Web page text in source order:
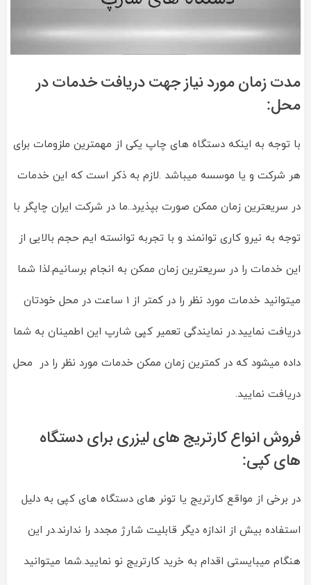
مدت زمان مورد نیاز جهت دریافت خدمات در
محل:
با توجه به اینکه دستگاه های چاپ یکی از مهمترین ملزومات برای
هر شرکت و یا موسسه میباشد .لازم به ذکر است که این خدمات
در سریعترین زمان ممکن صورت بپذیرد..ما در شرکت ایران چاپگر با
توجه به نیرو کاری توانمند و با تجربه توانسته ایم حجم بالایی از
این خدمات را در سریعترین زمان ممکن به انجام برسانیم.لذا شما
میتوانید خدمات مورد نظر را در کمتر از 1 ساعت در محل خودتان
دریافت نمایید.در نمایندگی تعمیر کپی شارپ این اطمینان به شما
داده میشود که در کمترین زمان ممکن خدمات مورد نظر را در محل
دریافت نمایید.
فروش انواع کارتریج های لیزری برای دستگاه
های کپی:
در برخی از مواقع کارتریج یا تونر های دستگاه های کپی به دلیل
استفاده بیش از اندازه دیگر قابلیت شارژ مجدد را ندارند.در این
هنگام میبایستی اقدام به خرید کارتریج نو نمایید.شما میتوانید